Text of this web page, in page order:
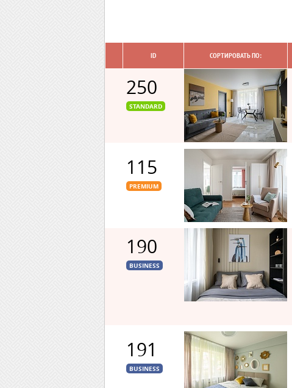
ID СОРТИРОВАТЬ ПО:
250
STANDARD
115
PREMIUM
190
BUSINESS
191
BUSINESS